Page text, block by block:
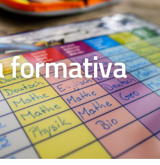
formativa